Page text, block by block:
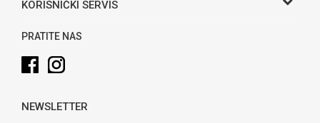
Telefon:
Email:
Račun
KORISNIČKI SERVIS
Uslovi korišćenja i prodaje
Kako kupiti
Plaćanje karticama
PRATITE NAS
NEWSLETTER